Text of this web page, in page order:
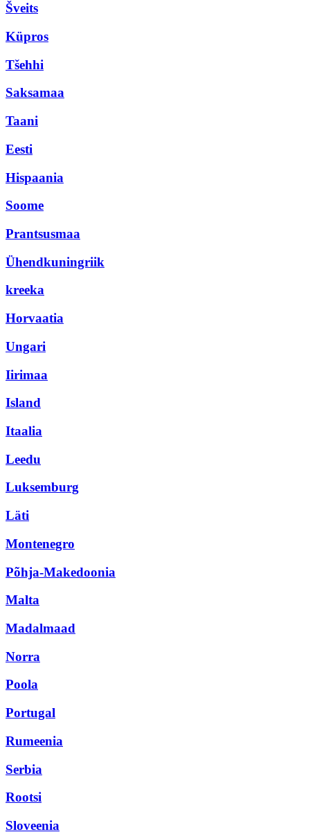
Šveits
Küpros
Tšehhi
Saksamaa
Taani
Eesti
Hispaania
Soome
Prantsusmaa
Ühendkuningriik
kreeka
Horvaatia
Ungari
Iirimaa
Island
Itaalia
Leedu
Luksemburg
Läti
Montenegro
Põhja-Makedoonia
Malta
Madalmaad
Norra
Poola
Portugal
Rumeenia
Serbia
Rootsi
Sloveenia